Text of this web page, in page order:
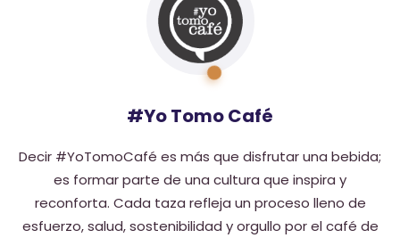
#Yo Tomo Café
Decir #YoTomoCafé es más que disfrutar una bebida;
es formar parte de una cultura que inspira y
reconforta. Cada taza refleja un proceso lleno de
esfuerzo, salud, sostenibilidad y orgullo por el café de